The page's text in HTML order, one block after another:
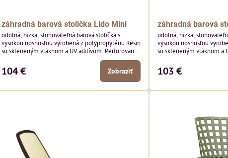
záhradná barová stolička Lido Mini
odolná, nízka, stohovateľná barová stolička s
vysokou nosnosťou vyrobená z polypropylénu Resin
so skleneným vláknom a UV aditívom. Perforované
104 € Zobraziť
záhradná barová
odolná, nízka,
vysokou nosnosťou
so skleneným vláknom a
od modelu Lido má
sedák.
103 €